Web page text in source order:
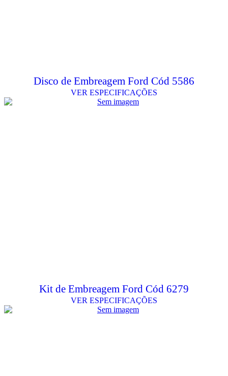
Disco de Embreagem Ford Cód 5586
VER ESPECIFICAÇÕES
Kit de Embreagem Ford Cód 6279
VER ESPECIFICAÇÕES